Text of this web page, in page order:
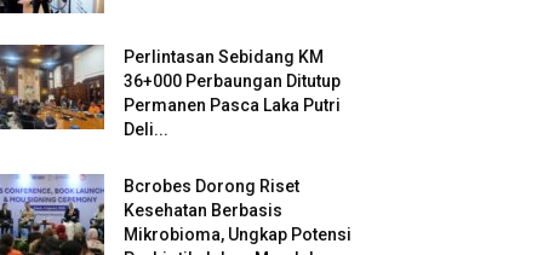
Perlintasan Sebidang KM
36+000 Perbaungan Ditutup
Permanen Pasca Laka Putri
Deli...
Bcrobes Dorong Riset
Kesehatan Berbasis
Mikrobioma, Ungkap Potensi